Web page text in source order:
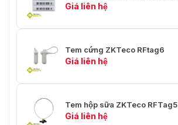
Giá liên hệ
Tem cứng ZKTeco RFtag6
Giá liên hệ
Tem hộp sữa ZKTeco RFTag5
Giá liên hệ